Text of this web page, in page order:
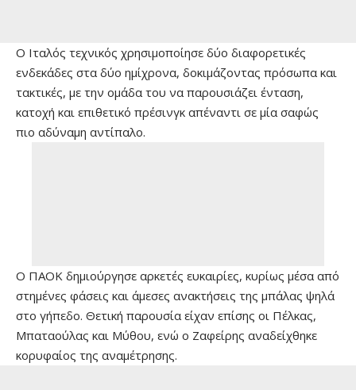
Ο Ιταλός τεχνικός χρησιμοποίησε δύο διαφορετικές
ενδεκάδες στα δύο ημίχρονα, δοκιμάζοντας πρόσωπα και
τακτικές, με την ομάδα του να παρουσιάζει ένταση,
κατοχή και επιθετικό πρέσινγκ απέναντι σε μία σαφώς
πιο αδύναμη αντίπαλο.
Ο ΠΑΟΚ δημιούργησε αρκετές ευκαιρίες, κυρίως μέσα από
στημένες φάσεις και άμεσες ανακτήσεις της μπάλας ψηλά
στο γήπεδο. Θετική παρουσία είχαν επίσης οι Πέλκας,
Μπαταούλας και Μύθου, ενώ ο Ζαφείρης αναδείχθηκε
κορυφαίος της αναμέτρησης.